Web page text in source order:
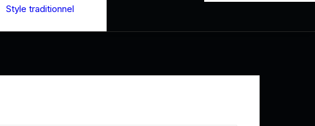
Style traditionnel